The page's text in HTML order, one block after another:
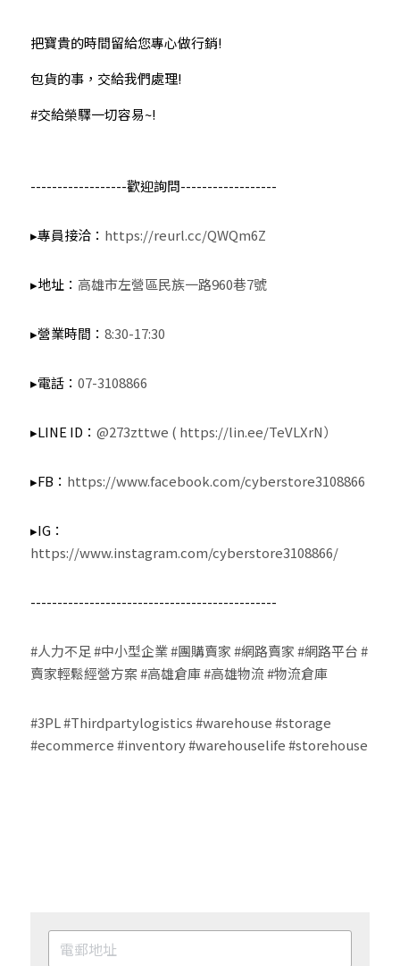
​把寶貴的時間留給您專心做行銷!
包貨的事，交給我們處理!
#交給榮驛一切容易~!
​------------------歡迎詢問------------------
▸專員接洽： https://reurl.cc/QWQm6Z
▸地址： 高雄市左營區民族一路960巷7號
▸營業時間： 8:30-17:30
▸電話： 07-3108866
▸LINE ID： @273zttwe ( https://lin.ee/TeVLXrN）
▸FB： https://www.facebook.com/cyberstore3108866
▸IG：
https://www.instagram.com/cyberstore3108866/
----------------------------------------------
#人力不足#中小型企業#團購賣家#網路賣家#網路平台#
賣家輕鬆經營方案#高雄倉庫#高雄物流#物流倉庫
#3PL#Thirdpartylogistics#warehouse#storage
#ecommerce#inventory#warehouselife#storehouse